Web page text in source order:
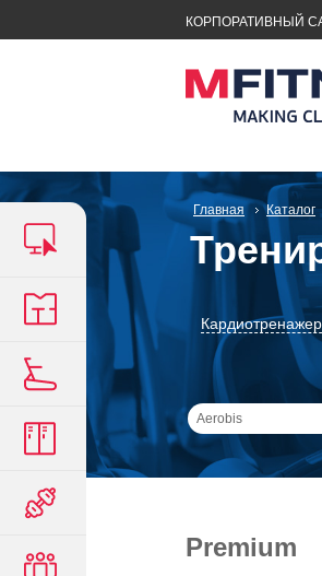
КОРПОРАТИВНЫЙ
Главная Каталог
Aerobis
Premium